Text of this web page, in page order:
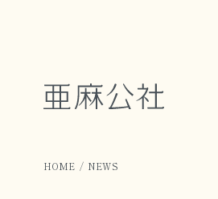
HOME NEWS